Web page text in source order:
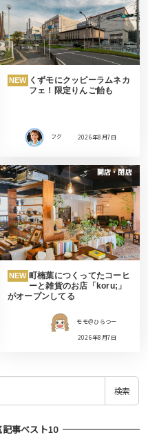
NEW くずモにクッピーラムネカ
フェ！限定りんご飴も
フク 2026年8月7日
開店・閉店
NEW 町楠葉につくってたコーヒ
ーと雑貨のお店「koru;」
がオープンしてる
モモ＠ひらつー
2026年8月7日
検索
事ベスト10